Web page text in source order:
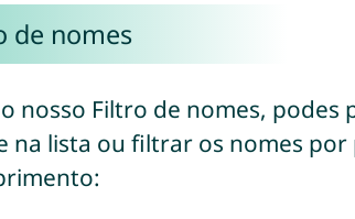
de nomes
nosso Filtro de nomes,
na lista ou filtrar os nomes